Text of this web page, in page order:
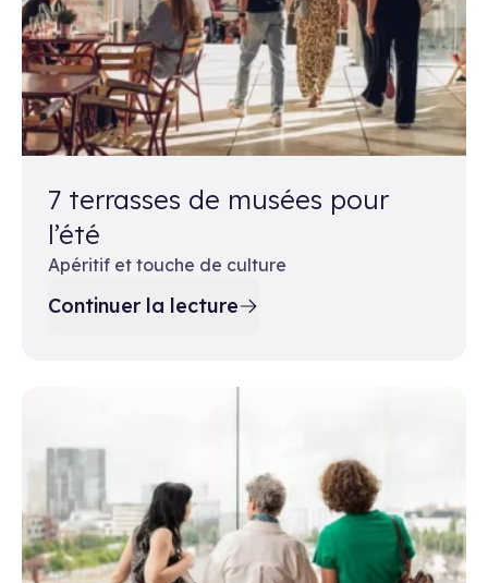
7 terrasses de musées pour
l’été
Apéritif et touche de culture
Continuer la lecture